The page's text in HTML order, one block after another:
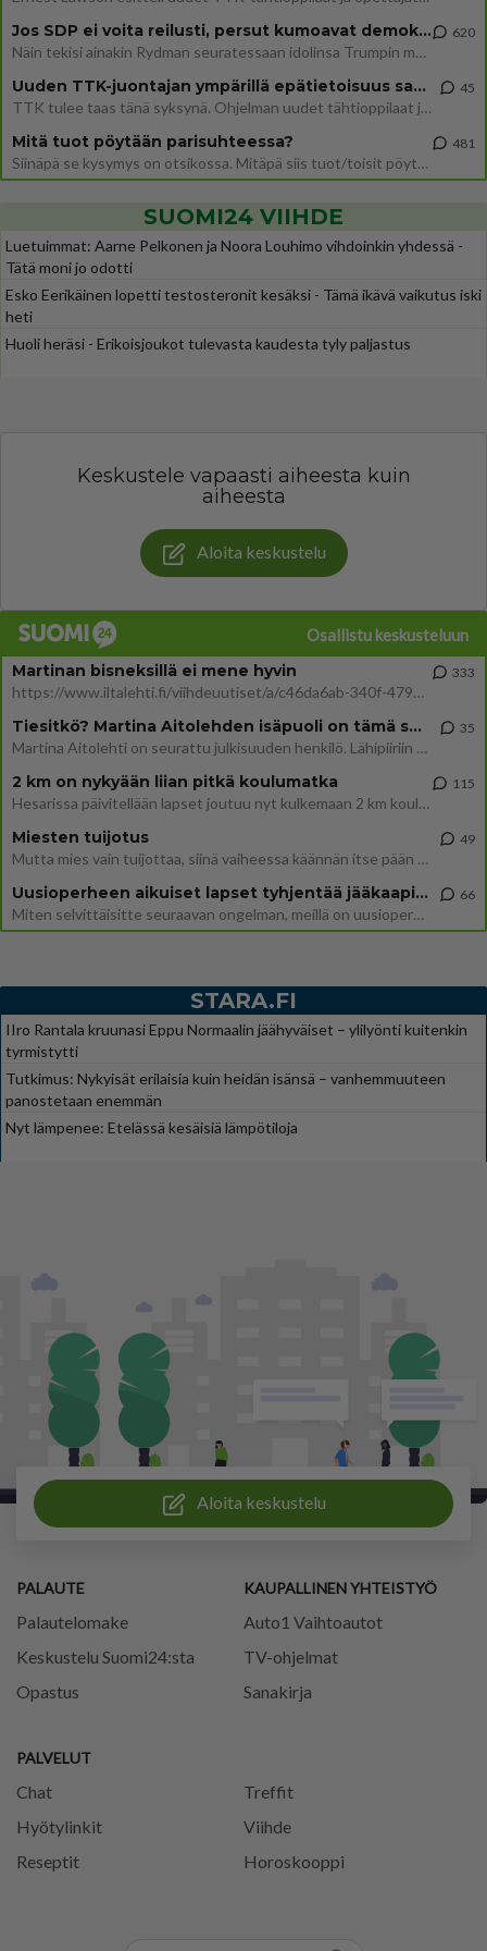
Jos SDP ei voita reilusti, persut kumoavat demokratian Suomesta
Näin tekisi ainakin Rydman seuratessaan idolinsa Trumpin mallia https://www.is.fi/politiikka/art-2000012187244.html
620
Uuden TTK-juontajan ympärillä epätietoisuus sakenee - Nyt MTV hämmentää soppaa
TTK tulee taas tänä syksynä. Ohjelman uudet tähtioppilaat julkistetaan torstaina 6. elokuuta klo 14 alkavassa lehdistö
45
Mitä tuot pöytään parisuhteessa?
Siinäpä se kysymys on otsikossa. Mitäpä siis tuot/toisit pöytään parisuhteessa? Oletko mies vai nainen? Koetko sen mitä
481
SUOMI24 VIIHDE
Luetuimmat: Aarne Pelkonen ja Noora Louhimo vihdoinkin yhdessä -
Tätä moni jo odotti
Esko Eerikäinen lopetti testosteronit kesäksi - Tämä ikävä vaikutus iski
heti
Huoli heräsi - Erikoisjoukot tulevasta kaudesta tyly paljastus
Keskustele vapaasti aiheesta kuin
aiheesta
Aloita keskustelu
Osallistu keskusteluun
Martinan bisneksillä ei mene hyvin
https://www.iltalehti.fi/viihdeuutiset/a/c46da6ab-340f-4790-aaa7-0865eed2336 Yrityksen konkurssihakemus on tullut kärä
333
Tiesitkö? Martina Aitolehden isäpuoli on tämä suosittu laulaja
Martina Aitolehti on seurattu julkisuuden henkilö. Lähipiiriin mahtuu muitakin tunnettuja henkilöitä. Tiesitkö, että Ma
35
2 km on nykyään liian pitkä koulumatka
Hesarissa päivitellään lapset joutuu nyt kulkemaan 2 km kouluun jösses. Ruostefillarilla tuo matka menee vaikka miten äk
115
Miesten tuijotus
Mutta mies vain tuijottaa, siinä vaiheessa käännän itse pään pois. Mikä juttu? Yleensä jos joku tuijottaa tai katsoo, hä
49
Uusioperheen aikuiset lapset tyhjentää jääkaapin käydessään
Miten selvittäisitte seuraavan ongelman, meillä on uusioperhe, minulla teini-ikäiset lapset ja puolisolla aikuiset, jotk
66
STARA.FI
IIro Rantala kruunasi Eppu Normaalin jäähyväiset – ylilyönti kuitenkin
tyrmistytti
Tutkimus: Nykyisät erilaisia kuin heidän isänsä – vanhemmuuteen
panostetaan enemmän
Nyt lämpenee: Etelässä kesäisiä lämpötiloja
Aloita keskustelu
PALAUTE
Palautelomake
Keskustelu Suomi24:sta
Opastus
PALVELUT
Chat
Treffit
Hyötylinkit
Viihde
Reseptit
Horoskooppi
KAUPALLINEN YHTEISTYÖ
Auto1 Vaihtoautot
TV-ohjelmat
Sanakirja